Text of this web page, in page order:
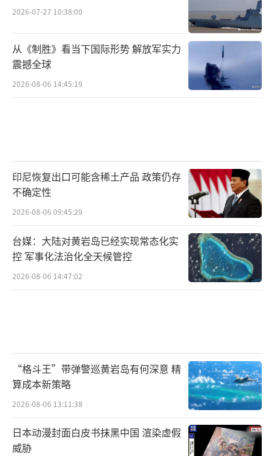
2026-07-27 10:38:00
从《制胜》看当下国际形势 解放军实力
震撼全球
2026-08-06 14:45:19
印尼恢复出口可能含稀土产品 政策仍存
不确定性
2026-08-06 09:45:29
台媒：大陆对黄岩岛已经实现常态化实
控 军事化法治化全天候管控
2026-08-06 14:47:02
“格斗王”带弹警巡黄岩岛有何深意 精
算成本新策略
2026-08-06 13:11:38
日本动漫封面白皮书抹黑中国 渲染虚假
威胁